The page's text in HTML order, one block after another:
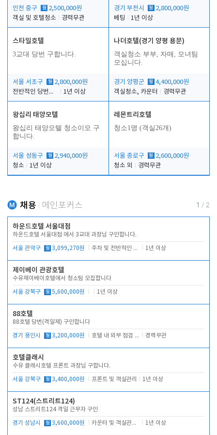
인천 중구 월 2,500,000원
객실 및 호텔청소
경력무관
경기 부천시 월 2,800,000원
베팅
1년 이상
스타일호텔
3교대 당번 구합니다.
서울 서초구 월 2,800,000원
전반적인 당번업무
1년 이상
나더호텔(경기 양평 용문)
객실청소 부부, 자매, 모녀팀
모십니다.
경기 양평군 월 4,400,000원
객실청소, 카운터
경력무관
왕십리 태양모텔
왕십리 태양모텔 청소이모 구
합니다.
서울 성동구 월 2,940,000원
청소
1년 이상
레몬트리호텔
청소1명 (객실26개)
서울 종로구 월 2,600,000원
청소 외
경력무관
채용 메인포커스 1 / 2
하운드호텔 서울대점
하운드호텔 서울대점 에서 3교대 과장님 구인합니다.
서울 관악구 월 3,099,270원 주차 및 전반적인 당번업무 1년 이상
제이베이 관광호텔
수유제이베이호텔에서 청소팀 모집합니다
서울 강북구 월 5,600,000원 1년 이상
88호텔
88호텔 당번(격일제) 구인합니다
경기 용인시 월 3,200,000원 호텔 내 외부 점검 및 프런트 운영 경력무관
호텔클래시
수유 클래시호텔 프론트 과장님 구합니다.
서울 강북구 월 3,400,000원 프론트 및 객실관리 1년 이상
ST124(스트리트124)
성남 스트리트124 격일 근무자 구인
경기 성남시 월 3,600,000원 카운터 및 객실관리 전반 1년 이상